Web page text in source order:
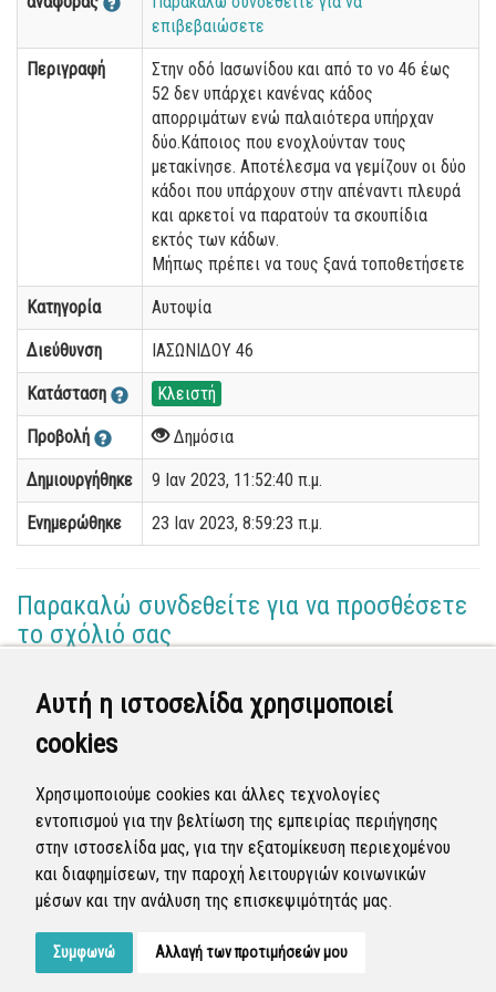
Αυτή η ιστοσελίδα χρησιμοποιεί
cookies
Χρησιμοποιούμε cookies και άλλες τεχνολογίες
εντοπισμού για την βελτίωση της εμπειρίας περιήγησης
στην ιστοσελίδα μας, για την εξατομίκευση περιεχομένου
και διαφημίσεων, την παροχή λειτουργιών κοινωνικών
μέσων και την ανάλυση της επισκεψιμότητάς μας.
Συμφωνώ Αλλαγή των προτιμήσεών μου
επιβεβαιώσετε
Περιγραφή
Στην οδό Ιασωνίδου και από το νο 46 έως
52 δεν υπάρχει κανένας κάδος
απορριμάτων ενώ παλαιότερα υπήρχαν
δύο.Κάποιος που ενοχλούνταν τους
μετακίνησε. Αποτέλεσμα να γεμίζουν οι δύο
κάδοι που υπάρχουν στην απέναντι πλευρά
και αρκετοί να παρατούν τα σκουπίδια
εκτός των κάδων.
Μήπως πρέπει να τους ξανά τοποθετήσετε
Κατηγορία Αυτοψία
Διεύθυνση ΙΑΣΩΝΙΔΟΥ 46
Κατάσταση Κλειστή
Προβολή Δημόσια
Δημιουργήθηκε 9 Ιαν 2023, 11:52:40 π.μ.
Ενημερώθηκε 23 Ιαν 2023, 8:59:23 π.μ.
Παρακαλώ συνδεθείτε για να προσθέσετε
το σχόλιό σας
Διεύθυνση Καθαριότητας
(Επόπτης)
23 Ιαν 2023 - 08:10
Ολοκληρώθηκε η διεκπεραίωση της αναφοράς από
τον Δήμο. Σύμφωνα με τη μελέτη στο Ν.46 και 52 δεν
υπάρχουν θέσεις για κάδους.